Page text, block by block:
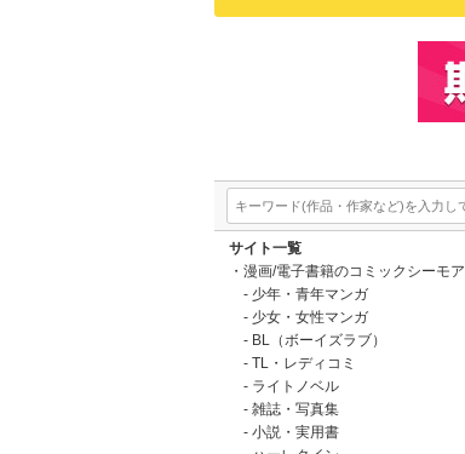
サイト一覧
漫画/電子書籍のコミックシーモア
少年・青年マンガ
少女・女性マンガ
BL（ボーイズラブ）
TL・レディコミ
ライトノベル
雑誌・写真集
小説・実用書